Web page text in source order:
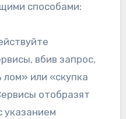
способами:
вбив запрос,
или «скупка
отобразят
указанием